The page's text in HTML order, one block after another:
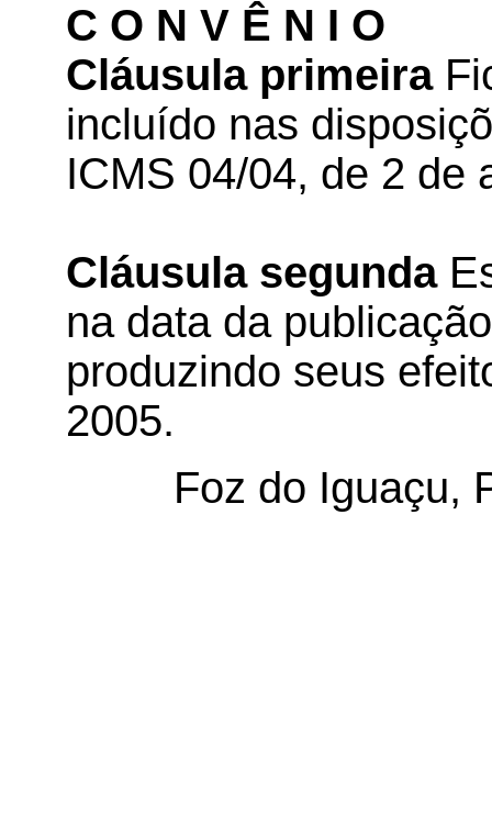
C O N V Ê N I O
Cláusula primeira
incluído nas
ICMS 04/04, de 2 de
Cláusula segunda
na data da
produzindo seus
2005.
Foz do Iguaçu,